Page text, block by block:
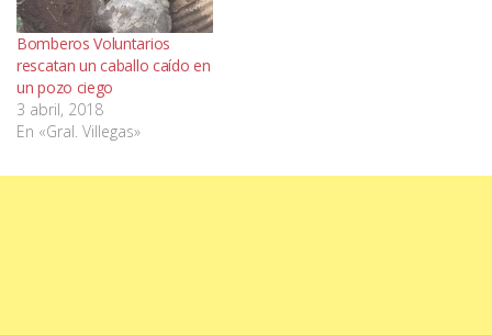
Bomberos Voluntarios
rescatan un caballo caído en
un pozo ciego
3 abril, 2018
En «Gral. Villegas»